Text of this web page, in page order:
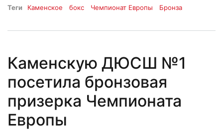
Теги Каменское бокс Чемпионат Европы Бронза
Каменскую ДЮСШ №1
посетила бронзовая
призерка Чемпионата
Европы